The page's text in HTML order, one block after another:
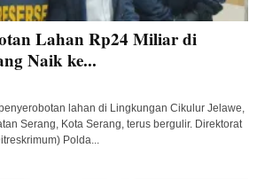
Lahan Rp24 Miliar di
Naik ke...
lahan di Lingkungan Cikulur Jelawe,
Serang, Kota Serang, terus bergulir. Direktorat
Polda...